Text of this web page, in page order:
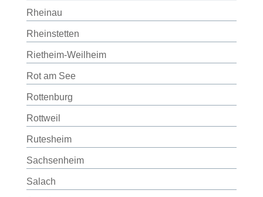
Rheinau
Rheinstetten
Rietheim-Weilheim
Rot am See
Rottenburg
Rottweil
Rutesheim
Sachsenheim
Salach